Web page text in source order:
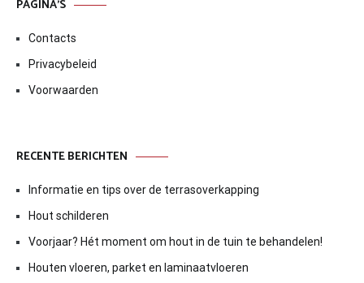
PAGINA’S
Contacts
Privacybeleid
Voorwaarden
RECENTE BERICHTEN
Informatie en tips over de terrasoverkapping
Hout schilderen
Voorjaar? Hét moment om hout in de tuin te behandelen!
Houten vloeren, parket en laminaatvloeren